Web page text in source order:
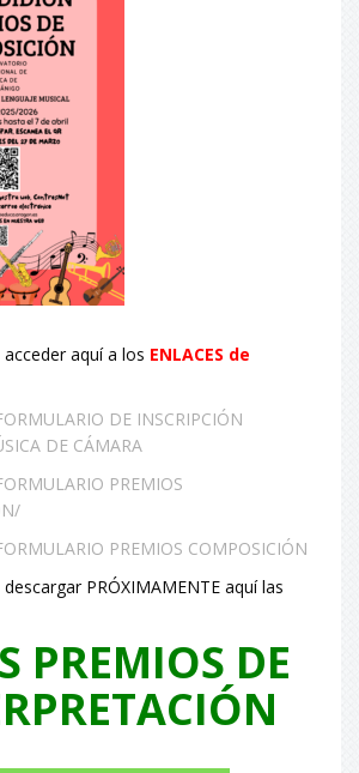
aquí a los ENLACES de
DE INSCRIPCIÓN
DE CÁMARA
PREMIOS
PREMIOS COMPOSICIÓN
PRÓXIMAMENTE aquí las
PREMIOS DE